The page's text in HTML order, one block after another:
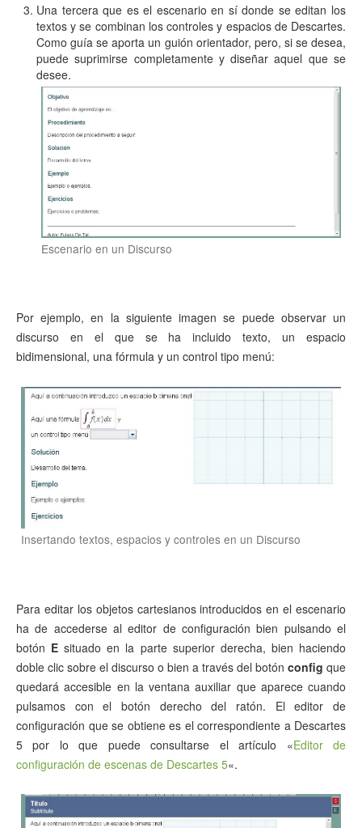
Una tercera que es el escenario en sí donde se editan los
textos y se combinan los controles y espacios de Descartes.
Como guía se aporta un guión orientador, pero, si se desea,
puede suprimirse completamente y diseñar aquel que se
desee.
Escenario en un Discurso
Por ejemplo, en la siguiente imagen se puede observar un
discurso en el que se ha incluido texto, un espacio
bidimensional, una fórmula y un control tipo menú:
Insertando textos, espacios y controles en un Discurso
Para editar los objetos cartesianos introducidos en el escenario
ha de accederse al editor de configuración bien pulsando el
botón Esituado en la parte superior derecha, bien haciendo
doble clic sobre el discurso o bien a través del botón config que
quedará accesible en la ventana auxiliar que aparece cuando
pulsamos con el botón derecho del ratón. El editor de
configuración que se obtiene es el correspondiente a Descartes
5 por lo que puede consultarse el artículo «Editor de
configuración de escenas de Descartes 5«.